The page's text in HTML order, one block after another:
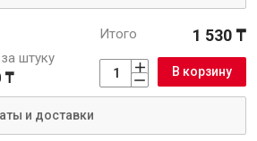
штуку
₸
Итого 1 530 ₸
В корзину
и доставки
системы
водоотведение